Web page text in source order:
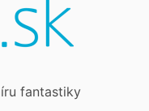
fantastiky